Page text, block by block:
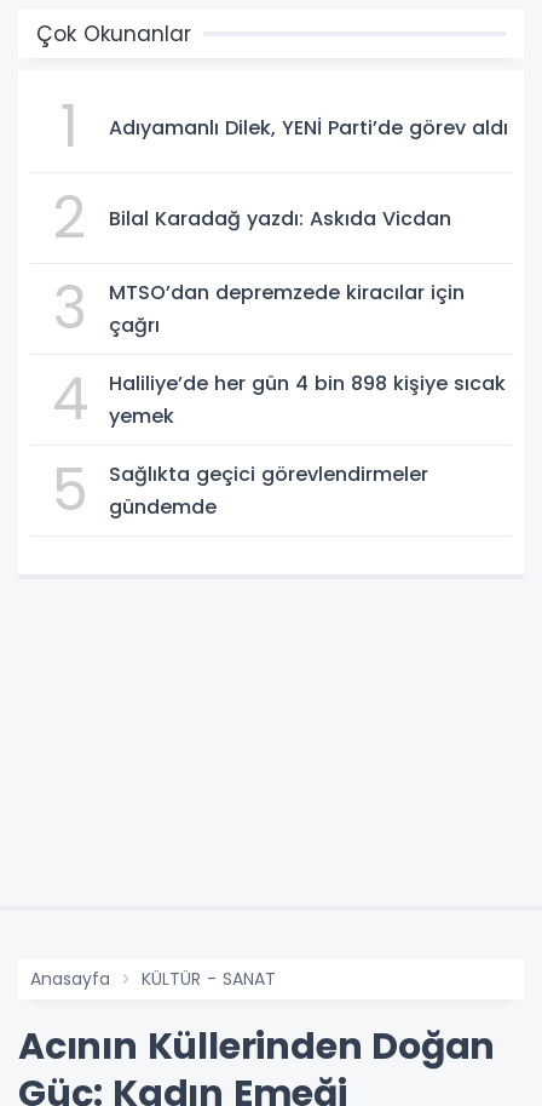
Çok Okunanlar
1 Adıyamanlı Dilek, YENİ Parti’de görev aldı
2 Bilal Karadağ yazdı: Askıda Vicdan
3
MTSO’dan depremzede kiracılar için
çağrı
4
Haliliye’de her gün 4 bin 898 kişiye sıcak
yemek
5
Sağlıkta geçici görevlendirmeler
gündemde
Anasayfa KÜLTÜR - SANAT
Acının Küllerinden Doğan
Güç: Kadın Emeği